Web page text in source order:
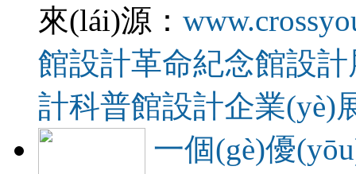
來(lái)源：
館設計革命紀念館設計
計科普館設計企業(yè)
一個(gè)優